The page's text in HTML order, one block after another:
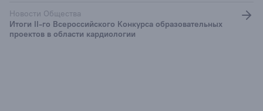
Новости Общества
Итоги II-го Всероссийского Конкурса образовательных
проектов в области кардиологии